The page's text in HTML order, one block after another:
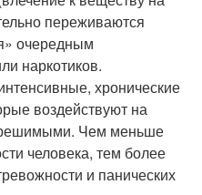
переживаются
очередным
наркотиков.
хронические
воздействуют на
Чем меньше
человека, тем более
и панических